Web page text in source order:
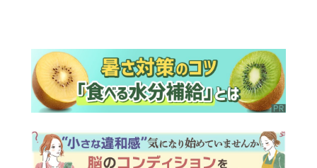
『Tシャツが乾くまで』第5話予告。心を
許しあう咲子と樹生。「もうすぐ一周忌
なんでそれが過ぎたら…」＜ネタバレあ
り＞
『風、薫る』主演の見上愛「りんは恋愛
に鈍感。やっと自分の気持ちを自覚する